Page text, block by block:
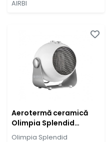
AIRBI
Aerotermă ceramică
Olimpia Splendid
Caldodesign
Olimpia Splendid